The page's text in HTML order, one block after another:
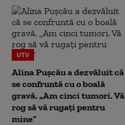
UTV
Alina Pușcău a dezvăluit că
se confruntă cu o boală
gravă. „Am cinci tumori. Vă
rog să vă rugați pentru
mine”